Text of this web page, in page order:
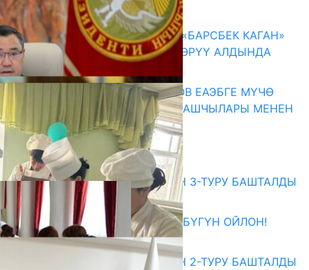
07.08.2026
КЫРГЫЗ ТАРЫХЫ ТАСМАДА: «БАРСБЕК КАГАН»
КӨРКӨМ ТАСМАСЫ ЖАРЫК КӨРҮҮ АЛДЫНДА
07.08.2026
ПРЕЗИДЕНТ САДЫР ЖАПАРОВ ЕАЭБГЕ МҮЧӨ
МАМЛЕКЕТТЕРДИН ӨКМӨТ БАШЧЫЛАРЫ МЕНЕН
ЖОЛУГУШТУ
07.08.2026
Абитуриент
ЖОЖДОРГО КАБЫЛ АЛУУНУН 3-ТУРУ БАШТАЛДЫ
27.07.2026
ӨЗҮҢДҮН КЕЛЕЧЕГИҢ ҮЧҮН БҮГҮН ОЙЛОН!
20.07.2026
ЖОЖДОРГО КАБЫЛ АЛУУНУН 2-ТУРУ БАШТАЛДЫ